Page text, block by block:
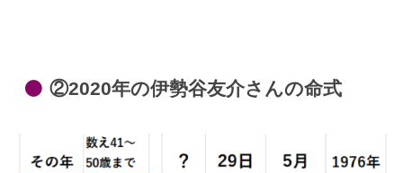
②2020年の伊勢谷友介さんの命式